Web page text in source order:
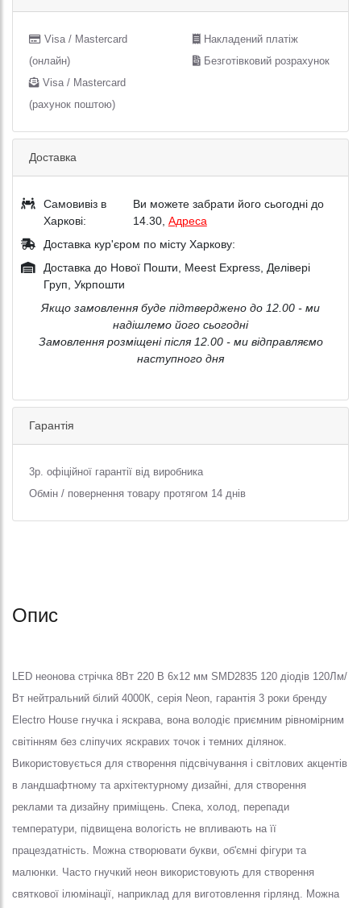
Visa / Mastercard
(онлайн)
Visa / Mastercard
(рахунок поштою)
Накладений платіж
Безготівковий розрахунок
Доставка
Самовивіз в
Харкові:
Ви можете забрати його сьогодні до
14.30, Адреса
Доставка кур'єром по місту Харкову:
Доставка до Нової Пошти, Meest Express, Делівері
Груп, Укрпошти
Якщо замовлення буде підтверджено до 12.00 - ми
надішлемо його сьогодні
Замовлення розміщені після 12.00 - ми відправляємо
наступного дня
Гарантія
3р. офіційної гарантії від виробника
Обмін / повернення товару протягом 14 днів
Опис
LED неонова стрічка 8Вт 220 В 6х12 мм SMD2835 120 діодів 120Лм/
Вт нейтральний білий 4000К, серія Neon, гарантія 3 роки бренду
Electro House гнучка і яскрава, вона володіє приємним рівномірним
світінням без сліпучих яскравих точок і темних ділянок.
Використовується для створення підсвічування і світлових акцентів
в ландшафтному та архітектурному дизайні, для створення
реклами та дизайну приміщень. Спека, холод, перепади
температури, підвищена вологість не впливають на її
працездатність. Можна створювати букви, об'ємні фігури та
малюнки. Часто гнучкий неон використовують для створення
святкової ілюмінації, наприклад для виготовлення гірлянд. Можна